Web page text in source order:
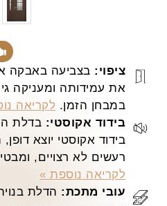
ציפוי: בצביעה באבקה
את עמידותה ומעניקה
במבחן הזמן. לקריאה
בידוד אקוסטי: בדלת
בידוד אקוסטי יוצא
רעשים לא רצויים,
לקריאה נוספת »
עובי מתכת: